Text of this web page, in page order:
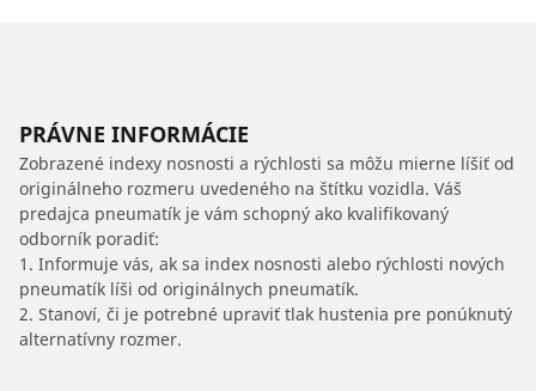
PRÁVNE INFORMÁCIE
Zobrazené indexy nosnosti a rýchlosti sa môžu mierne líšiť od
originálneho rozmeru uvedeného na štítku vozidla. Váš
predajca pneumatík je vám schopný ako kvalifikovaný
odborník poradiť:
1. Informuje vás, ak sa index nosnosti alebo rýchlosti nových
pneumatík líši od originálnych pneumatík.
2. Stanoví, či je potrebné upraviť tlak hustenia pre ponúknutý
alternatívny rozmer.